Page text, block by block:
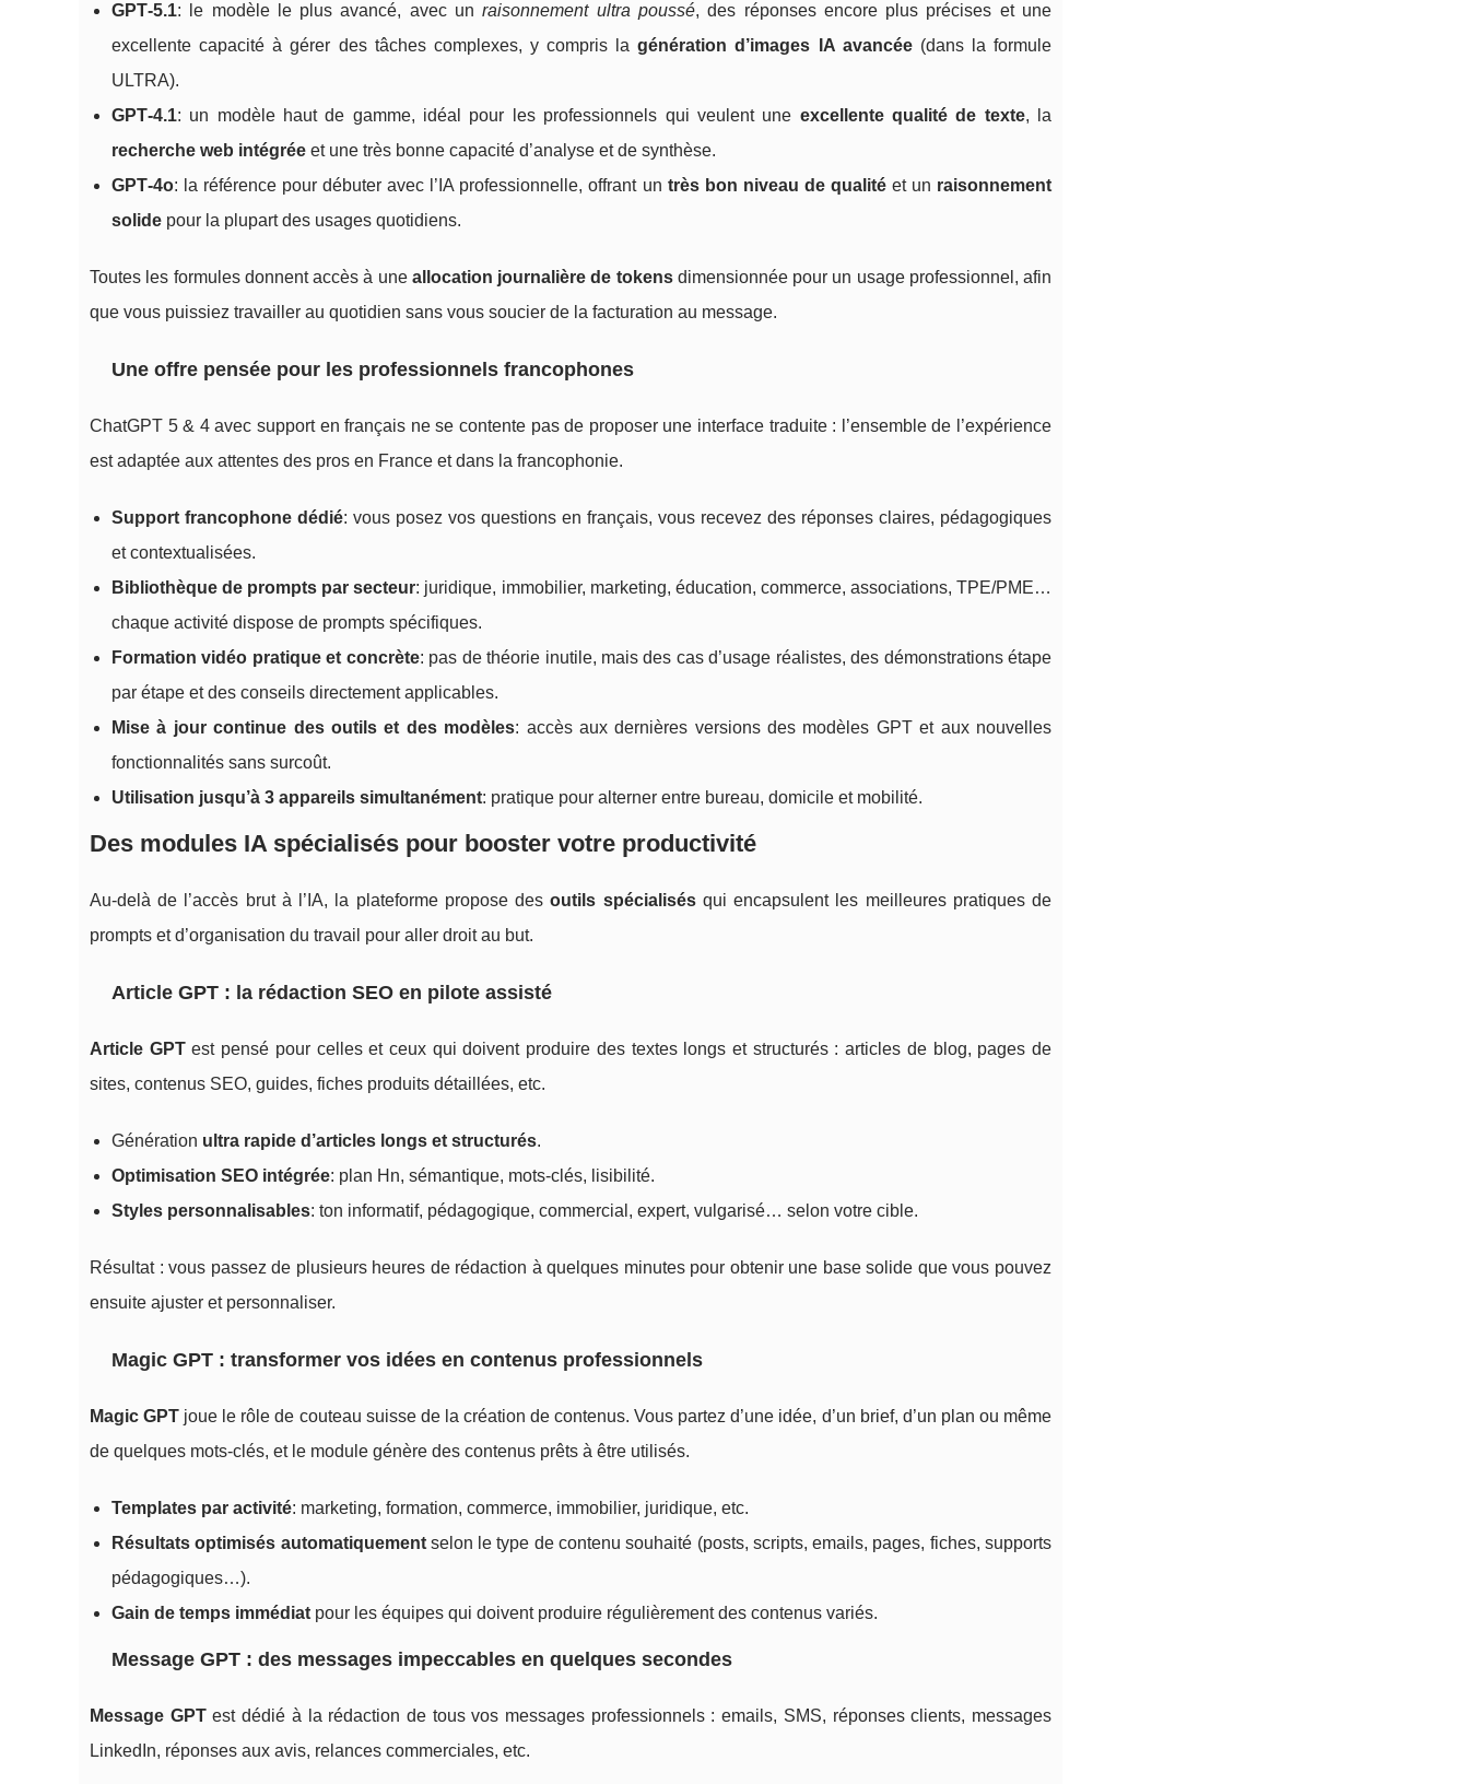
GPT‑5.1: le modèle le plus avancé, avec unraisonnement ultra poussé, des réponses encore plus précises et une
excellente capacité à gérer des tâches complexes, y compris lagénération d’images IA avancée(dans la formule
ULTRA).
GPT‑4.1: un modèle haut de gamme, idéal pour les professionnels qui veulent une excellente qualité de texte, la
recherche web intégrée et une très bonne capacité d’analyse et de synthèse.
GPT‑4o: la référence pour débuter avec l’IA professionnelle, offrant un très bon niveau de qualitéet un raisonnement
solide pour la plupart des usages quotidiens.
Toutes les formules donnent accès à une allocation journalière de tokensdimensionnée pour un usage professionnel, afin
que vous puissiez travailler au quotidien sans vous soucier de la facturation au message.
Une offre pensée pour les professionnels francophones
ChatGPT 5 & 4 avec support en français ne se contente pas de proposer une interface traduite : l’ensemble de l’expérience
est adaptée aux attentes des pros en France et dans la francophonie.
Support francophone dédié: vous posez vos questions en français, vous recevez des réponses claires, pédagogiques
et contextualisées.
Bibliothèque de prompts par secteur: juridique, immobilier, marketing, éducation, commerce, associations, TPE/PME…
chaque activité dispose de prompts spécifiques.
Formation vidéo pratique et concrète: pas de théorie inutile, mais des cas d’usage réalistes, des démonstrations étape
par étape et des conseils directement applicables.
Mise à jour continue des outils et des modèles: accès aux dernières versions des modèles GPT et aux nouvelles
fonctionnalités sans surcoût.
Utilisation jusqu’à 3 appareils simultanément: pratique pour alterner entre bureau, domicile et mobilité.
Des modules IA spécialisés pour booster votre productivité
Au-delà de l’accès brut à l’IA, la plateforme propose desoutils spécialisésqui encapsulent les meilleures pratiques de
prompts et d’organisation du travail pour aller droit au but.
Article GPT : la rédaction SEO en pilote assisté
Article GPTest pensé pour celles et ceux qui doivent produire des textes longs et structurés : articles de blog, pages de
sites, contenus SEO, guides, fiches produits détaillées, etc.
Génération ultra rapide d’articles longs et structurés.
Optimisation SEO intégrée: plan Hn, sémantique, mots-clés, lisibilité.
Styles personnalisables: ton informatif, pédagogique, commercial, expert, vulgarisé… selon votre cible.
Résultat : vous passez de plusieurs heures de rédaction à quelques minutes pour obtenir une base solide que vous pouvez
ensuite ajuster et personnaliser.
Magic GPT : transformer vos idées en contenus professionnels
Magic GPT joue le rôle de couteau suisse de la création de contenus. Vous partez d’une idée, d’un brief, d’un plan ou même
de quelques mots-clés, et le module génère des contenus prêts à être utilisés.
Templates par activité: marketing, formation, commerce, immobilier, juridique, etc.
Résultats optimisés automatiquementselon le type de contenu souhaité (posts, scripts, emails, pages, fiches, supports
pédagogiques…).
Gain de temps immédiat pour les équipes qui doivent produire régulièrement des contenus variés.
Message GPT : des messages impeccables en quelques secondes
Message GPTest dédié à la rédaction de tous vos messages professionnels : emails, SMS, réponses clients, messages
LinkedIn, réponses aux avis, relances commerciales, etc.